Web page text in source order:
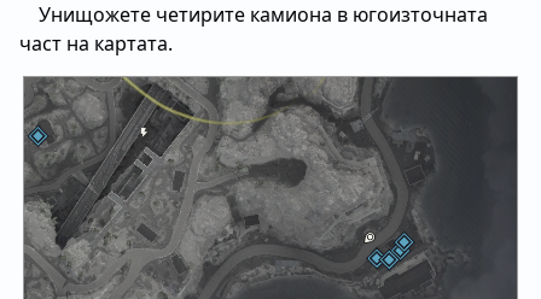
Унищожете четирите камиона в югоизточната
част на картата.